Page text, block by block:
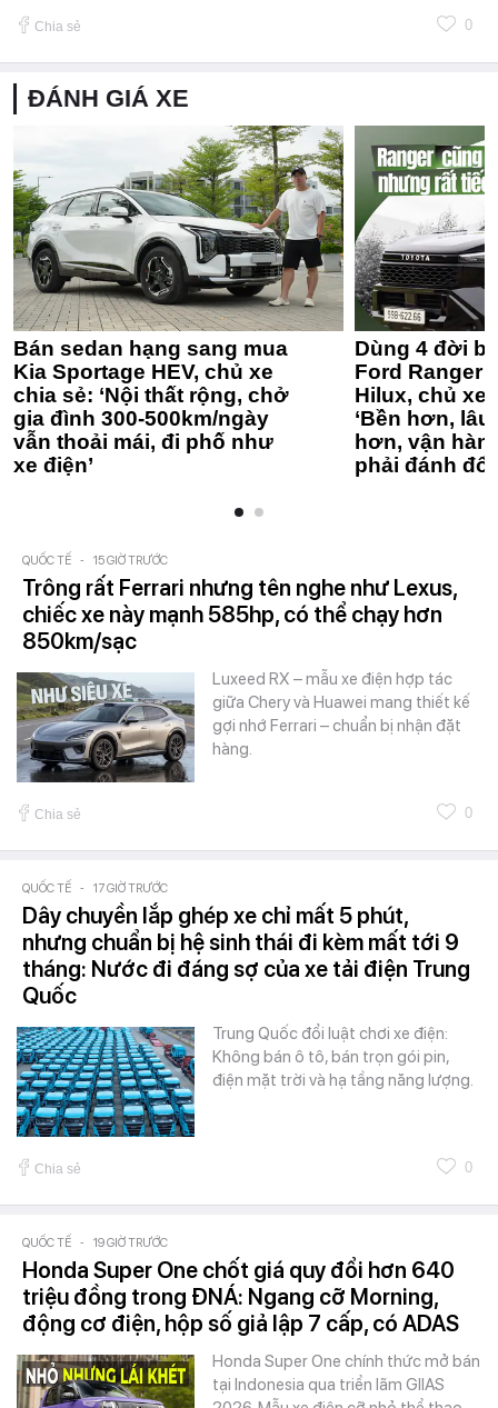
Chia sẻ 0
ĐÁNH GIÁ XE
Bán sedan hạng sang mua
Kia Sportage HEV, chủ xe
chia sẻ: ‘Nội thất rộng, chở
gia đình 300-500km/ngày
vẫn thoải mái, đi phố như
xe điện’
Dùng 4 đời
Ford Ranger
Hilux, chủ xe
‘Bền hơn,
hơn, vận
phải đánh
QUỐC TẾ - 15 GIỜ TRƯỚC
Trông rất Ferrari nhưng tên nghe như Lexus,
chiếc xe này mạnh 585hp, có thể chạy hơn
850km/sạc
Luxeed RX – mẫu xe điện hợp tác
giữa Chery và Huawei mang thiết kế
gợi nhớ Ferrari – chuẩn bị nhận đặt
hàng.
Chia sẻ 0
QUỐC TẾ - 17 GIỜ TRƯỚC
Dây chuyền lắp ghép xe chỉ mất 5 phút,
nhưng chuẩn bị hệ sinh thái đi kèm mất tới 9
tháng: Nước đi đáng sợ của xe tải điện Trung
Quốc
Trung Quốc đổi luật chơi xe điện:
Không bán ô tô, bán trọn gói pin,
điện mặt trời và hạ tầng năng lượng.
Chia sẻ 0
QUỐC TẾ - 19 GIỜ TRƯỚC
Honda Super One chốt giá quy đổi hơn 640
triệu đồng trong ĐNÁ: Ngang cỡ Morning,
động cơ điện, hộp số giả lập 7 cấp, có ADAS
Honda Super One chính thức mở bán
tại Indonesia qua triển lãm GIIAS